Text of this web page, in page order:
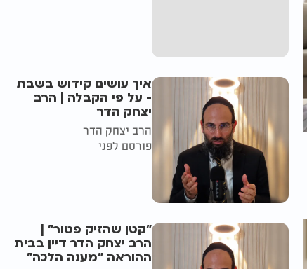
איך עושים קידוש בשבת
- על פי הקבלה | הרב
יצחק הדר
הרב יצחק הדר
פורסם לפני
"קטן שהזיק פטור" |
הרב יצחק הדר דיין בבית
ההוראה "מענה הלכה"